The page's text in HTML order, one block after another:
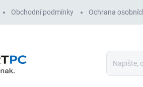
Obchodní podmínky Ochrana